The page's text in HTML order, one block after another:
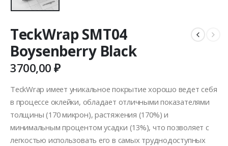
TeckWrap SMT04
Boysenberry Black
3700,00₽
TeckWrap имеет уникальное покрытие хорошо ведет себя
в процессе оклейки, обладает отличными показателями
толщины (170 микрон), растяжения (170%) и
минимальным процентом усадки (13%), что позволяет с
легкостью использовать его в самых труднодоступных